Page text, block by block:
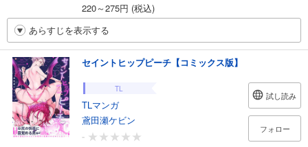
220～275円 (税込)
あらすじを表示する
セイントヒップピーチ【コミックス版】
TL
TLマンガ
鳶田瀬ケビン
-
試し読み
フォロー